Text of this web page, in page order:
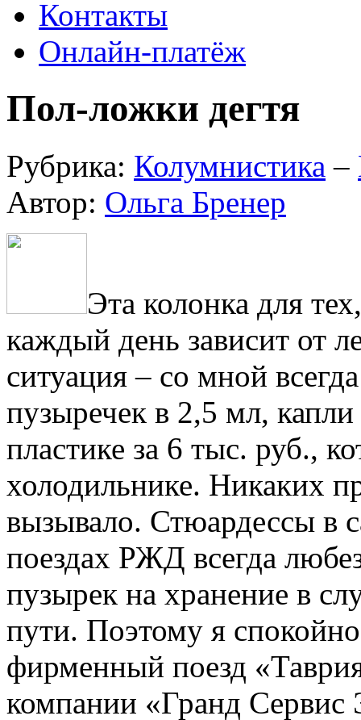
Контакты
Онлайн-платёж
Пол-ложки дегтя
Рубрика: Колумнистика –
Автор: Ольга Бренер
Эта колонка для
каждый день зависит от
ситуация – со мной
пузыречек в 2,5 мл,
пластике за 6 тыс. руб.,
холодильнике. Никаких
вызывало. Стюардессы в
поездах РЖД всегда
пузырек на хранение в
пути. По­этому я
фирменный поезд
компании «Гранд Сервис